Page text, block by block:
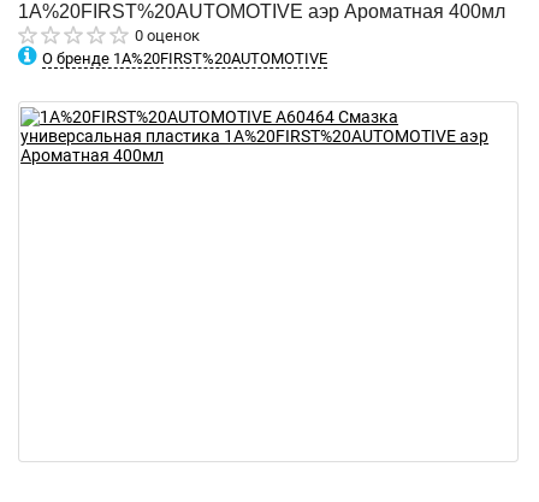
1A%20FIRST%20AUTOMOTIVE аэр Ароматная 400мл
0 оценок
О бренде 1A%20FIRST%20AUTOMOTIVE